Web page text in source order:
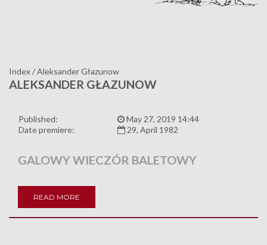
Index/Aleksander Głazunow
ALEKSANDER GŁAZUNOW
Published:
May 27, 2019 14:44
Date premiere:
29, April 1982
GALOWY WIECZÓR BALETOWY
READ MORE